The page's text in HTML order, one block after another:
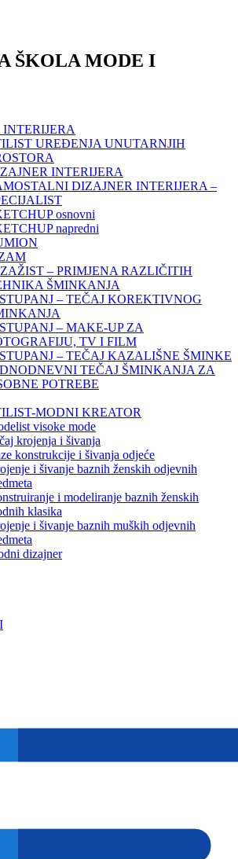
ŠKOLA MODE I
UREĐENJA UNUTARNJIH
INTERIJERA
DIZAJNER INTERIJERA –
osnovni
napredni
– PRIMJENA RAZLIČITIH
ŠMINKANJA
– TEČAJ KOREKTIVNOG
– MAKE-UP ZA
TV I FILM
– TEČAJ KAZALIŠNE ŠMINKE
TEČAJ ŠMINKANJA ZA
POTREBE
MODNI KREATOR
visoke mode
krojenja i šivanja
konstrukcije i šivanja odjeće
i šivanje baznih ženskih odjevnih
i modeliranje baznih ženskih
klasika
i šivanje baznih muških odjevnih
dizajner